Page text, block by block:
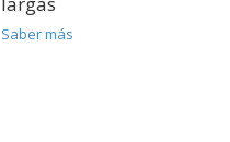
Saber más